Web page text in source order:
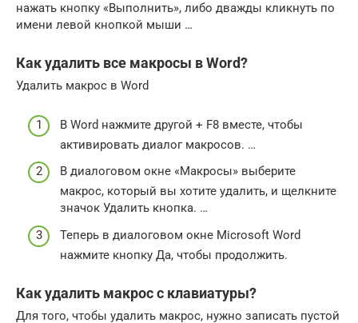
нажать кнопку «Выполнить», либо дважды кликнуть по
имени левой кнопкой мыши …
Как удалить все макросы в Word?
Удалить макрос в Word
В Word нажмите другой + F8 вместе, чтобы
активировать диалог макросов. …
В диалоговом окне «Макросы» выберите
макрос, который вы хотите удалить, и щелкните
значок Удалить кнопка. …
Теперь в диалоговом окне Microsoft Word
нажмите кнопку Да, чтобы продолжить.
Как удалить макрос с клавиатуры?
Для того, чтобы удалить макрос, нужно записать пустой